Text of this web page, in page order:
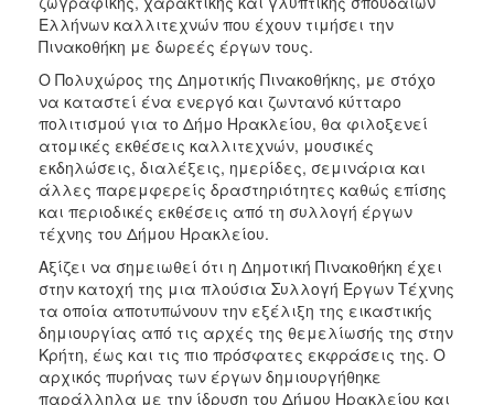
ΔΗΜΟΤΗΣ
ΗΡΑΚΛΕΙΟ
Ελλήνων καλλιτεχνών που έχουν τιμήσει την
Πινακοθήκη με δωρεές έργων τους.
Ο Πολυχώρος της Δημοτικής Πινακοθήκης, με στόχο
να καταστεί ένα ενεργό και ζωντανό κύτταρο
πολιτισμού για το Δήμο Ηρακλείου, θα φιλοξενεί
ατομικές εκθέσεις καλλιτεχνών, μουσικές
εκδηλώσεις, διαλέξεις, ημερίδες, σεμινάρια και
άλλες παρεμφερείς δραστηριότητες καθώς επίσης
και περιοδικές εκθέσεις από τη συλλογή έργων
τέχνης του Δήμου Ηρακλείου.
Αξίζει να σημειωθεί ότι η Δημοτική Πινακοθήκη έχει
στην κατοχή της μια πλούσια Συλλογή Έργων Τέχνης
τα οποία αποτυπώνουν την εξέλιξη της εικαστικής
δημιουργίας από τις αρχές της θεμελίωσής της στην
Κρήτη, έως και τις πιο πρόσφατες εκφράσεις της. Ο
αρχικός πυρήνας των έργων δημιουργήθηκε
παράλληλα με την ίδρυση του Δήμου Ηρακλείου και